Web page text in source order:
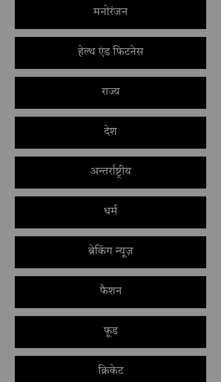
मनोरंजन
हेल्थ एंड फिटनेस
राज्य
देश
अन्तर्राष्ट्रीय
धर्म
ब्रेकिंग न्यूज़
फैशन
फूड
क्रिकेट